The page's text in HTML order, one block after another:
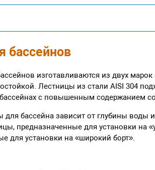
бассейнов
изготавливаются из двух марок
Лестницы из стали AISI 304
с повышенным содержанием
для бассейна зависит от глубины
предназначенные для установки на
для установки на «широкий борт».